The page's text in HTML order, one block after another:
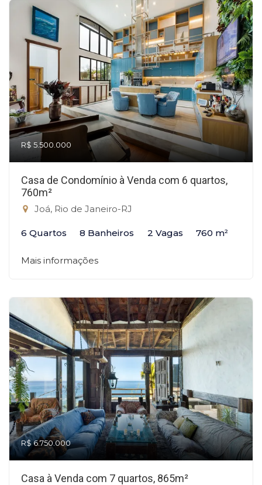
R$ 5.500.000
Casa de Condomínio à Venda com 6 quartos,
760m²
Joá, Rio de Janeiro-RJ
6 Quartos 8 Banheiros 2 Vagas 760 m²
Mais informações
R$ 6.750.000
Casa à Venda com 7 quartos, 865m²